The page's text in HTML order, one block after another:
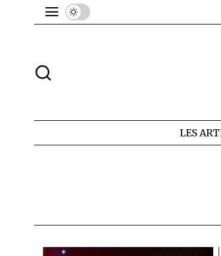
LES